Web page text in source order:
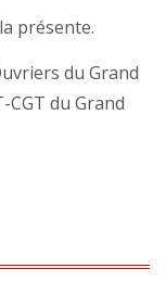
présente.
du Grand
CGT du Grand